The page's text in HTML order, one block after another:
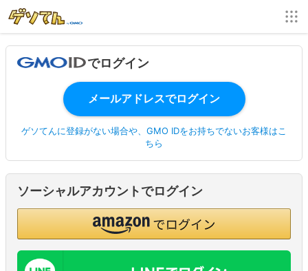
でログイン
ゲソてんに登録がない場合や、GMO IDをお持ちでないお客様はこ
ちら
ソーシャルアカウントでログイン